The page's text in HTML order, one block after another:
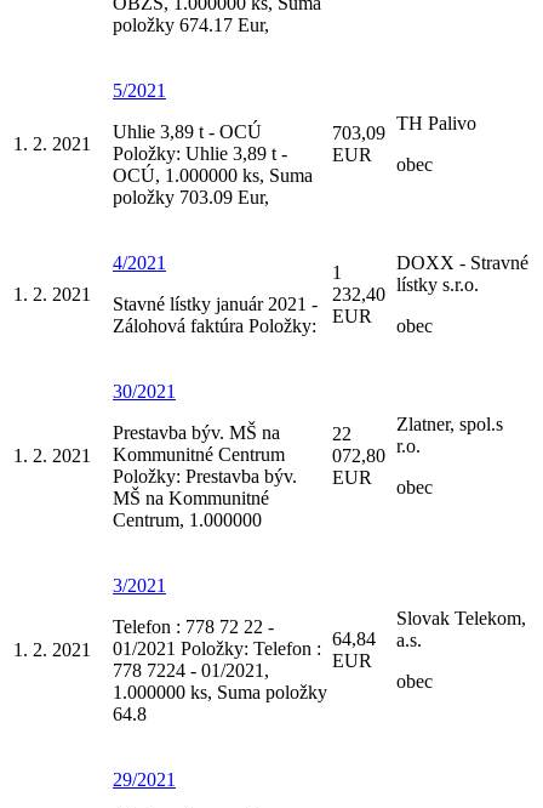
položky 674.17 Eur,
1. 2. 2021
5/2021
Uhlie 3,89 t - OCÚ
Položky: Uhlie 3,89 t -
OCÚ, 1.000000 ks, Suma
položky 703.09 Eur,
703,09
EUR
TH Palivo
obec
1. 2. 2021
4/2021
Stavné lístky január 2021 -
Zálohová faktúra Položky:
1
232,40
EUR
DOXX - Stravné
lístky s.r.o.
obec
1. 2. 2021
30/2021
Prestavba býv. MŠ na
Kommunitné Centrum
Položky: Prestavba býv.
MŠ na Kommunitné
Centrum, 1.000000
22
072,80
EUR
Zlatner, spol.s
r.o.
obec
1. 2. 2021
3/2021
Telefon : 778 72 22 -
01/2021 Položky: Telefon :
778 7224 - 01/2021,
1.000000 ks, Suma položky
64.8
64,84
EUR
Slovak Telekom,
a.s.
obec
29/2021